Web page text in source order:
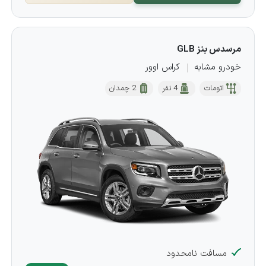
مرسدس بنز GLB
خودرو مشابه
کراس اوور
اتومات 4 نفر 2 چمدان
مسافت نامحدود